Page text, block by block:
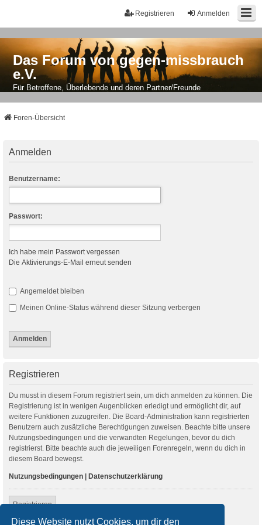
Diese Website nutzt Cookies, um dir den
Anmelden
Registrieren
Das Forum von gegen-missbrauch
e.V.
Für Betroffene, Überlebende und deren Partner/Freunde
Foren-Übersicht
Anmelden
Benutzername:
Passwort:
Ich habe mein Passwort vergessen
Die Aktivierungs-E-Mail erneut senden
Angemeldet bleiben
Meinen Online-Status während dieser Sitzung verbergen
Registrieren
Du musst in diesem Forum registriert sein, um dich anmelden zu können. Die
Registrierung ist in wenigen Augenblicken erledigt und ermöglicht dir, auf
weitere Funktionen zuzugreifen. Die Board-Administration kann registrierten
Benutzern auch zusätzliche Berechtigungen zuweisen. Beachte bitte unsere
Nutzungsbedingungen und die verwandten Regelungen, bevor du dich
registrierst. Bitte beachte auch die jeweiligen Forenregeln, wenn du dich in
diesem Board bewegst.
Nutzungsbedingungen | Datenschutzerklärung
Registrieren